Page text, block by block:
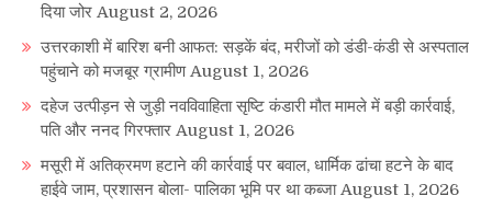
दिया जोर August 2, 2026
उत्तरकाशी में बारिश बनी आफत: सड़कें बंद, मरीजों को डंडी-कंडी से अस्पताल
पहुंचाने को मजबूर ग्रामीण August 1, 2026
दहेज उत्पीड़न से जुड़ी नवविवाहिता सृष्टि कंडारी मौत मामले में बड़ी कार्रवाई,
पति और ननद गिरफ्तार August 1, 2026
मसूरी में अतिक्रमण हटाने की कार्रवाई पर बवाल, धार्मिक ढांचा हटने के बाद
हाईवे जाम, प्रशासन बोला- पालिका भूमि पर था कब्जा August 1, 2026